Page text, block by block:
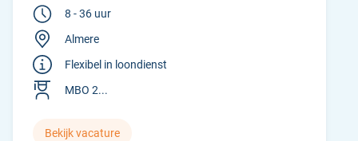
8 - 36 uur
Almere
Flexibel in loondienst
MBO 2...
Bekijk vacature